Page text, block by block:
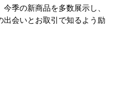
季の新商品を多数展示し、
会いとお取引で知るよう励